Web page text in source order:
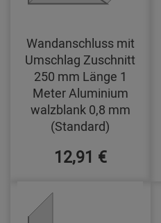
Wandanschluss mit
Umschlag Zuschnitt
250 mm Länge 1
Meter Aluminium
walzblank 0,8 mm
(Standard)
12,91 €